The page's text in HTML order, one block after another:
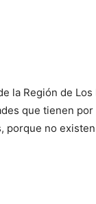
la Región de
que tienen
porque no